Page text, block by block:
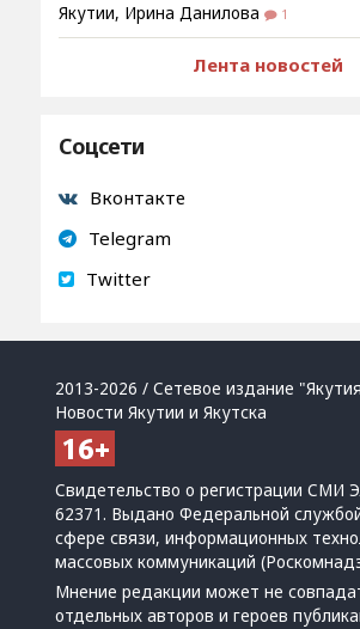
Якутии, Ирина Данилова
1
Лента новостей
Соцсети
Вконтакте
Telegram
Twitter
2013-2026 / Сетевое издание
Новости Якутии и Якутска
Свидетельство о регистрации СМИ
62371. Выдано Федеральной
сфере связи, информационных
массовых коммуникаций
Мнение редакции может не
отдельных авторов и героев